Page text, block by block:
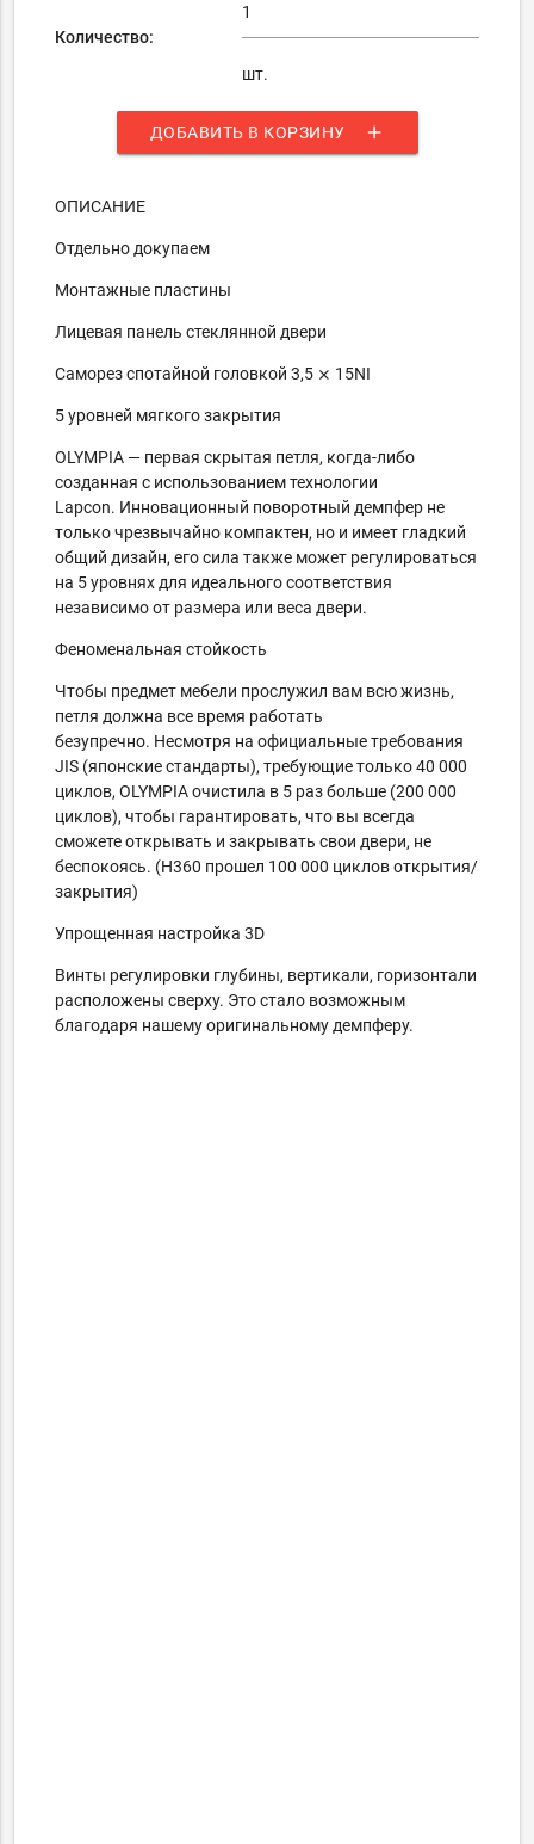
Количество:
шт.
ДОБАВИТЬ В КОРЗИНУ add
ОПИСАНИЕ
Отдельно докупаем
Монтажные пластины
Лицевая панель стеклянной двери
Саморез спотайной головкой 3,5 ⨯ 15NI
5 уровней мягкого закрытия
OLYMPIA — первая скрытая петля, когда-либо
созданная с использованием технологии
Lapcon. Инновационный поворотный демпфер не
только чрезвычайно компактен, но и имеет гладкий
общий дизайн, его сила также может регулироваться
на 5 уровнях для идеального соответствия
независимо от размера или веса двери.
Феноменальная стойкость
Чтобы предмет мебели прослужил вам всю жизнь,
петля должна все время работать
безупречно. Несмотря на официальные требования
JIS (японские стандарты), требующие только 40 000
циклов, OLYMPIA очистила в 5 раз больше (200 000
циклов), чтобы гарантировать, что вы всегда
сможете открывать и закрывать свои двери, не
беспокоясь. (H360 прошел 100 000 циклов открытия/
закрытия)
Упрощенная настройка 3D
Винты регулировки глубины, вертикали, горизонтали
расположены сверху. Это стало возможным
благодаря нашему оригинальному демпферу.